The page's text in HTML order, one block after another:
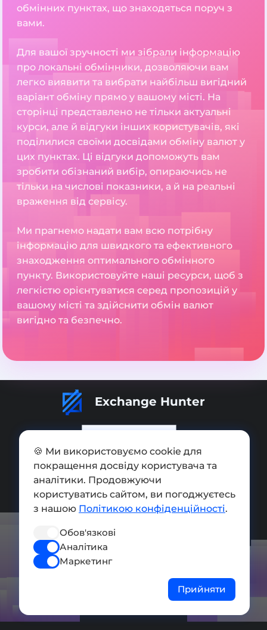
обмінних пунктах, що знаходяться поруч з
вами.
Для вашої зручності ми зібрали інформацію
про локальні обмінники, дозволяючи вам
легко виявити та вибрати найбільш вигідний
варіант обміну прямо у вашому місті. На
сторінці представлено не тільки актуальні
курси, але й відгуки інших користувачів, які
поділилися своїми досвідами обміну валют у
цих пунктах. Ці відгуки допоможуть вам
зробити обізнаний вибір, опираючись не
тільки на числові показники, а й на реальні
враження від сервісу.
Ми прагнемо надати вам всю потрібну
інформацію для швидкого та ефективного
знаходження оптимального обмінного
пункту. Використовуйте наші ресурси, щоб з
легкістю орієнтуватися серед пропозицій у
вашому місті та здійснити обмін валют
вигідно та безпечно.
Exchange Hunter
Додати обмінник
Мапа сайту
Press kit
Умови використання
Політика конфіденційності
🍪 Ми використовуємо cookie для
покращення досвіду користувача та
аналітики. Продовжуючи
користуватись сайтом, ви погоджуєтесь
з нашою Політикою конфіденційності.
Обов'язкові
Аналітика
Маркетинг
Прийняти